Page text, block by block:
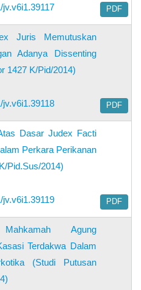
PDF
Juris Memutuskan
Adanya Dissenting
1427 K/Pid/2014)
PDF
Dasar Judex Facti
Perkara Perikanan
Pid.Sus/2014)
PDF
Agung
Terdakwa Dalam
(Studi Putusan